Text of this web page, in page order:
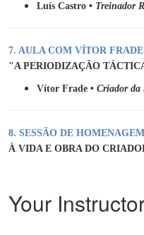
Luís Castro • Treinador
7. AULA COM VÍTOR FRADE
"A PERIODIZAÇÃO
Vítor Frade • Criador da
8. SESSÃO DE HOMENAGEM
À VIDA E OBRA DO
Your